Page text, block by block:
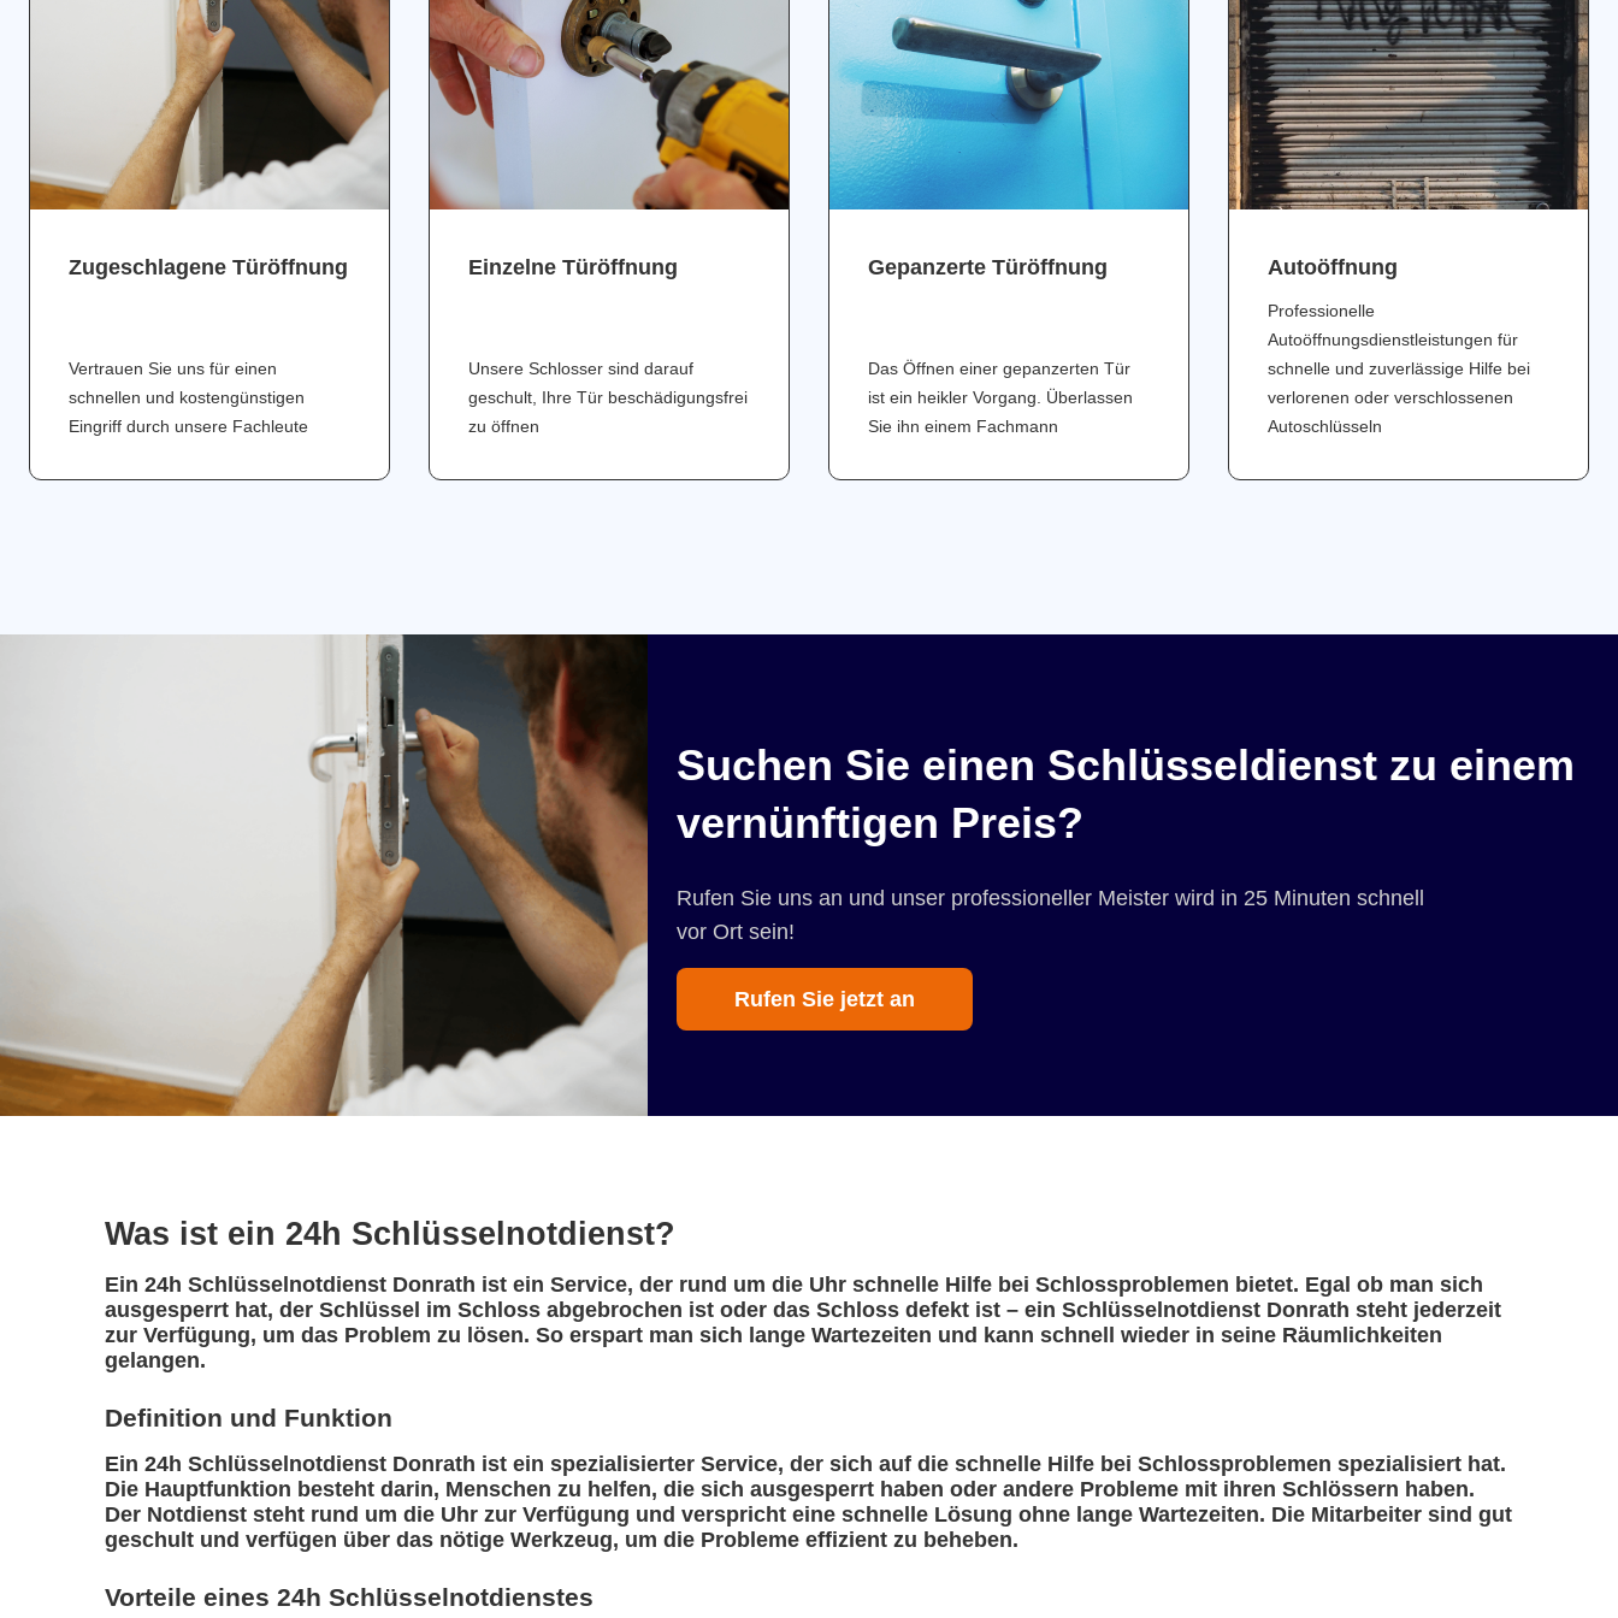
Zugeschlagene Türöffnung
Vertrauen Sie uns für einen
schnellen und kostengünstigen
Eingriff durch unsere Fachleute
Einzelne Türöffnung
Unsere Schlosser sind darauf
geschult, Ihre Tür beschädigungsfrei
zu öffnen
Gepanzerte Türöffnung
Das Öffnen einer gepanzerten Tür
ist ein heikler Vorgang. Überlassen
Sie ihn einem Fachmann
Аutoöffnung
Professionelle
Autoöffnungsdienstleistungen für
schnelle und zuverlässige Hilfe bei
verlorenen oder verschlossenen
Autoschlüsseln
Suchen Sie einen Schlüsseldienst zu einem
vernünftigen Preis?
Rufen Sie uns an und unser professioneller Meister wird in 25 Minuten schnell
vor Ort sein!
Rufen Sie jetzt an
Was ist ein 24h Schlüsselnotdienst?
Ein 24h Schlüsselnotdienst Donrath ist ein Service, der rund um die Uhr schnelle Hilfe bei Schlossproblemen bietet. Egal ob man sich
ausgesperrt hat, der Schlüssel im Schloss abgebrochen ist oder das Schloss defekt ist – ein Schlüsselnotdienst Donrath steht jederzeit
zur Verfügung, um das Problem zu lösen. So erspart man sich lange Wartezeiten und kann schnell wieder in seine Räumlichkeiten
gelangen.
Definition und Funktion
Ein 24h Schlüsselnotdienst Donrath ist ein spezialisierter Service, der sich auf die schnelle Hilfe bei Schlossproblemen spezialisiert hat.
Die Hauptfunktion besteht darin, Menschen zu helfen, die sich ausgesperrt haben oder andere Probleme mit ihren Schlössern haben.
Der Notdienst steht rund um die Uhr zur Verfügung und verspricht eine schnelle Lösung ohne lange Wartezeiten. Die Mitarbeiter sind gut
geschult und verfügen über das nötige Werkzeug, um die Probleme effizient zu beheben.
Vorteile eines 24h Schlüsselnotdienstes